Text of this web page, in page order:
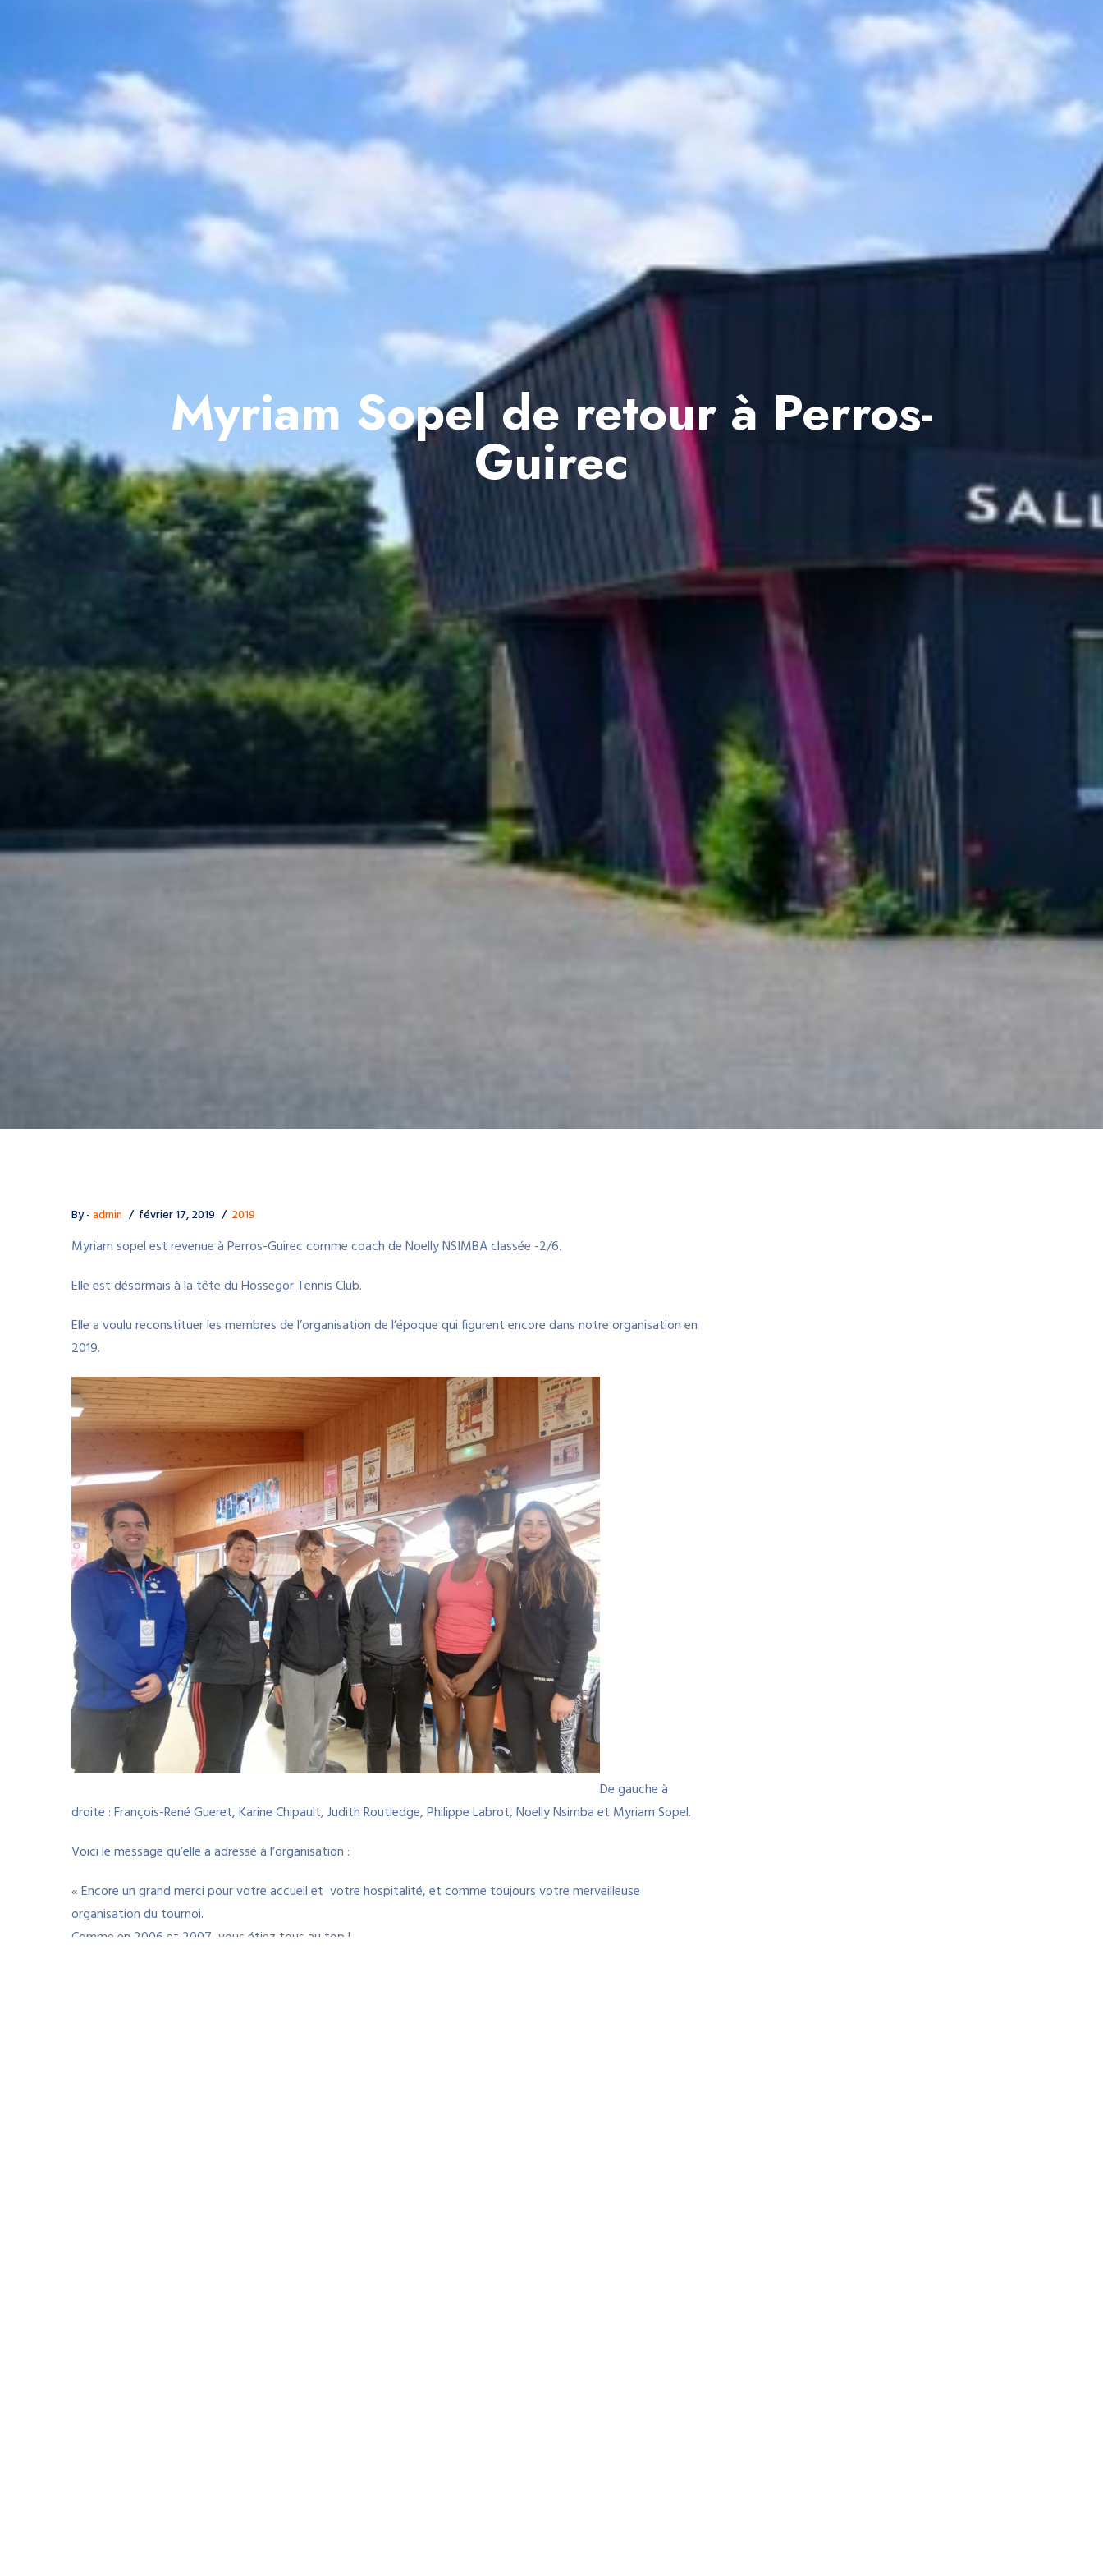
Myriam Sopel de retour à Perros-
Guirec
By -admin février 17, 2019 2019
Myriam sopel est revenue à Perros-Guirec comme coach de Noelly NSIMBA classée -2/6.
Elle est désormais à la tête du Hossegor Tennis Club.
Elle a voulu reconstituer les membres de l’organisation de l’époque qui figurent encore dans notre organisation en
2019.
De gauche à
droite : François-René Gueret, Karine Chipault, Judith Routledge, Philippe Labrot, Noelly Nsimba et Myriam Sopel.
Voici le message qu’elle a adressé à l’organisation :
« Encore un grand merci pour votre accueil et votre hospitalité, et comme toujours votre merveilleuse
organisation du tournoi.
Comme en 2006 et 2007, vous étiez tous au top !